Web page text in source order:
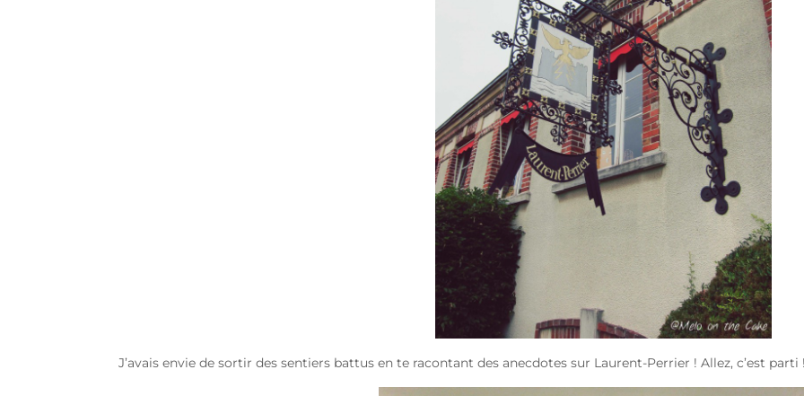
J’avais envie de sortir des sentiers battus en te racontant des anecdotes sur Laurent-Perrier ! Allez, c’est parti